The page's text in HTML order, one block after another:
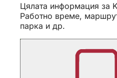
Цялата информация за
Работно време,
парка и др.